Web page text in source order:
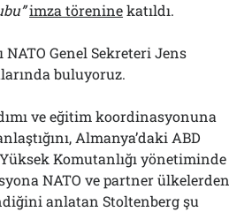
imza töreninekatıldı.
Genel Sekreteri Jens
buluyoruz.
ve eğitim koordinasyonuna
Almanya’daki ABD
Komutanlığı yönetiminde
NATO ve partner ülkelerden
anlatan Stoltenberg şu